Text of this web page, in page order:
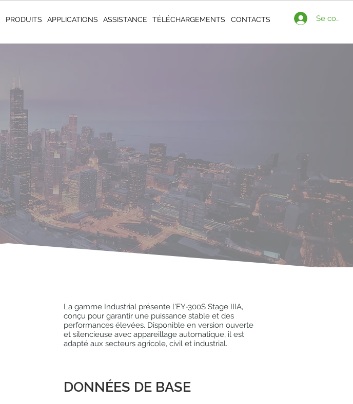
PRODUITS APPLICATIONS ASSISTANCE TÉLÉCHARGEMENTS CONTACTS Se
La gamme Industrial présente l'EY-300S Stage IIIA,
conçu pour garantir une puissance stable et des
performances élevées. Disponible en version ouverte
et silencieuse avec appareillage automatique, il est
adapté aux secteurs agricole, civil et industrial.
DONNÉES DE BASE